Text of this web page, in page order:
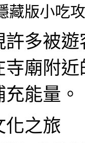
藏版小吃
多被
廟附
能量。
之旅